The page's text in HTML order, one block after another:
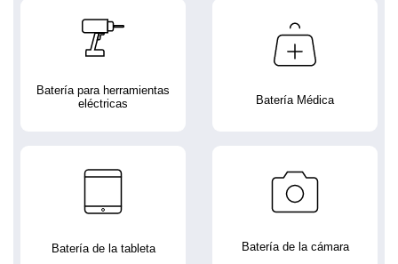
Batería para herramientas
eléctricas
Batería Médica
Batería de la tableta Batería de la cámara